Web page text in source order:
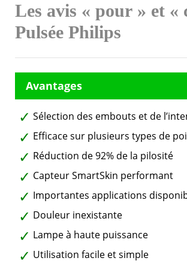
Les avis « pour » et «
Pulsée Philips
Sélection des embouts et de
Efficace sur plusieurs types de
Réduction de 92% de la pilosité
Capteur SmartSkin performant
Importantes applications
Douleur inexistante
Lampe à haute puissance
Utilisation facile et simple